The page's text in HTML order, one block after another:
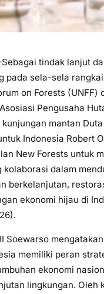
tindak lanjut
pada sela-sela
on Forests (UNFF)
Pengusaha
mantan
Indonesia Robert
New Forests untuk
kolaborasi dalam
berkelanjutan,
ekonomi hijau di
Soewarso
memiliki peran
ekonomi
lingkungan. Oleh